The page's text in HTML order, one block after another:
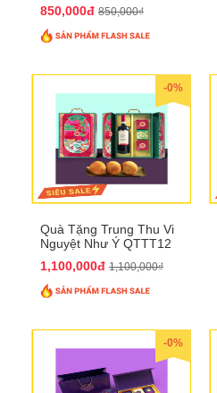
850,000đ 850,000₫
-0%
Quà Tặng Trung Thu Vi
Nguyệt Như Ý QTTT12
1,100,000đ 1,100,000₫
-0%